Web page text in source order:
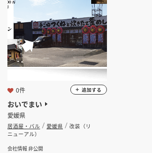
店舗開業・改装をご検討中の方へ
居酒屋・バル
設計・施工範囲
設計施工会社
金額
おいでまい
愛媛県
居酒屋・バル 愛媛県
改装（リ
ニューアル）
会社情報 非公開
0件 追加する